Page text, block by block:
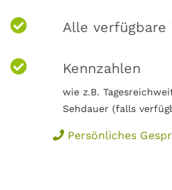
Alle verfügbare
Kennzahlen
wie z.B.
Sehdauer (falls
Persönliches